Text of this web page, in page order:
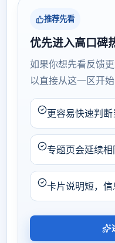
推荐先看
优先进入高口碑
如果你想先看反馈
以直接从这一区开
更容易快速判断
专题页会延续相
卡片说明短，信